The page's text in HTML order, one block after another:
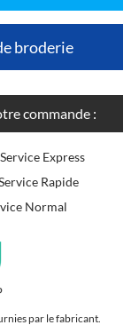
broderie
commande :
Express
Rapide
Normal
par le fabricant.